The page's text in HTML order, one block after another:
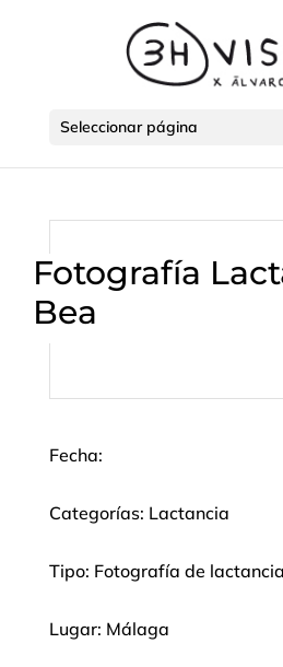
Seleccionar página
Fotografía
Bea
Fecha:
Categorías: Lactancia
Tipo: Fotografía de lactancia
Lugar: Málaga